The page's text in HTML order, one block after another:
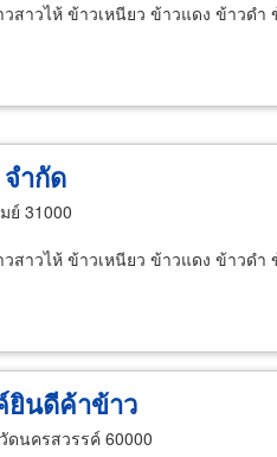
สาวไห้ ข้าวเหนียว ข้าวแดง ข้าวดำ
ำกัด
ย์ 31000
สาวไห้ ข้าวเหนียว ข้าวแดง ข้าวดำ
ยินดีค้าข้าว
ดนครสวรรค์ 60000